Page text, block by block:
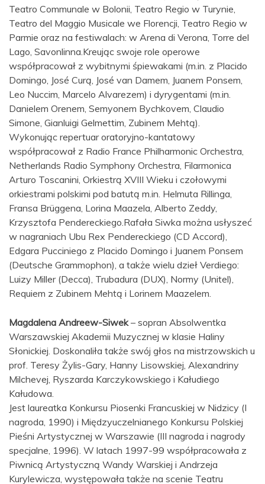
Teatro Communale w Bolonii, Teatro Regio w Turynie,
Teatro del Maggio Musicale we Florencji, Teatro Regio w
Parmie oraz na festiwalach: w Arena di Verona, Torre del
Lago, Savonlinna.Kreując swoje role operowe
współpracował z wybitnymi śpiewakami (m.in. z Placido
Domingo, José Curą, José van Damem, Juanem Ponsem,
Leo Nuccim, Marcelo Alvarezem) i dyrygentami (m.in.
Danielem Orenem, Semyonem Bychkovem, Claudio
Simone, Gianluigi Gelmettim, Zubinem Mehtą).
Wykonując repertuar oratoryjno-kantatowy
współpracował z Radio France Philharmonic Orchestra,
Netherlands Radio Symphony Orchestra, Filarmonica
Arturo Toscanini, Orkiestrą XVIII Wieku i czołowymi
orkiestrami polskimi pod batutą m.in. Helmuta Rillinga,
Fransa Brüggena, Lorina Maazela, Alberto Zeddy,
Krzysztofa Pendereckiego.Rafała Siwka można usłyszeć
w nagraniach Ubu Rex Pendereckiego (CD Accord),
Edgara Pucciniego z Placido Domingo i Juanem Ponsem
(Deutsche Grammophon), a także wielu dzieł Verdiego:
Luizy Miller (Decca), Trubadura (DUX), Normy (Unitel),
Requiem z Zubinem Mehtą i Lorinem Maazelem.
Magdalena Andreew-Siwek– sopran Absolwentka
Warszawskiej Akademii Muzycznej w klasie Haliny
Słonickiej. Doskonaliła także swój głos na mistrzowskich u
prof. Teresy Żylis-Gary, Hanny Lisowskiej, Alexandriny
Milchevej, Ryszarda Karczykowskiego i Kałudiego
Kałudowa.
Jest laureatka Konkursu Piosenki Francuskiej w Nidzicy (I
nagroda, 1990) i Międzyuczelnianego Konkursu Polskiej
Pieśni Artystycznej w Warszawie (III nagroda i nagrody
specjalne, 1996). W latach 1997-99 współpracowała z
Piwnicą Artystyczną Wandy Warskiej i Andrzeja
Kurylewicza, występowała także na scenie Teatru